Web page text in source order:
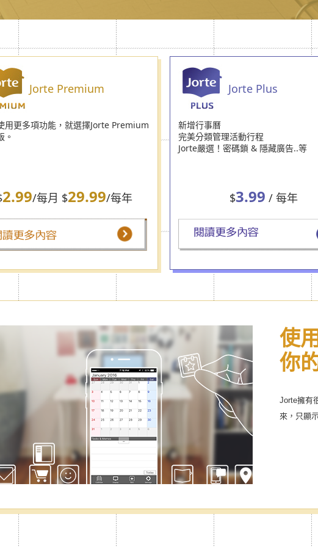
Jorte Premium
用更多項功能，就選擇Jorte Premium
。
2.99/每月 $29.99/每年
Jorte Plus
新增行事曆
完美分類管理活動行程
Jorte嚴選！密碼鎖 & 隱藏廣告..等
$3.99 / 每年
使
你
Jorte擁有
來，只顯
增行事曆,簡單將個人及
工作分類管理
最多可以增加至100個行事曆，可用於工作、個人和家庭等，也可以與家
人和同事共享行事曆，新建個人行事曆。可簡單切換使用，分門別類管
無
製